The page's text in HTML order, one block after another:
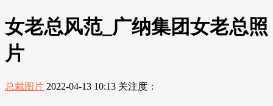
女老总风范_广纳集团女老总照
片
总裁图片 2022-04-13 10:13 关注度：